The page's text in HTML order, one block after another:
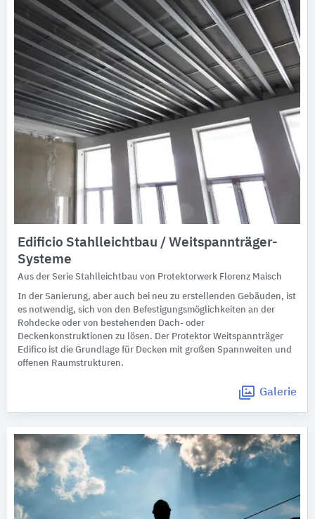
Edificio Stahlleichtbau / Weitspannträger-
Systeme
Aus der Serie Stahlleichtbau von Protektorwerk Florenz Maisch
In der Sanierung, aber auch bei neu zu erstellenden Gebäuden, ist
es notwendig, sich von den Befestigungsmöglichkeiten an der
Rohdecke oder von bestehenden Dach- oder
Deckenkonstruktionen zu lösen. Der Protektor Weitspannträger
Edifico ist die Grundlage für Decken mit großen Spannweiten und
offenen Raumstrukturen.
Galerie